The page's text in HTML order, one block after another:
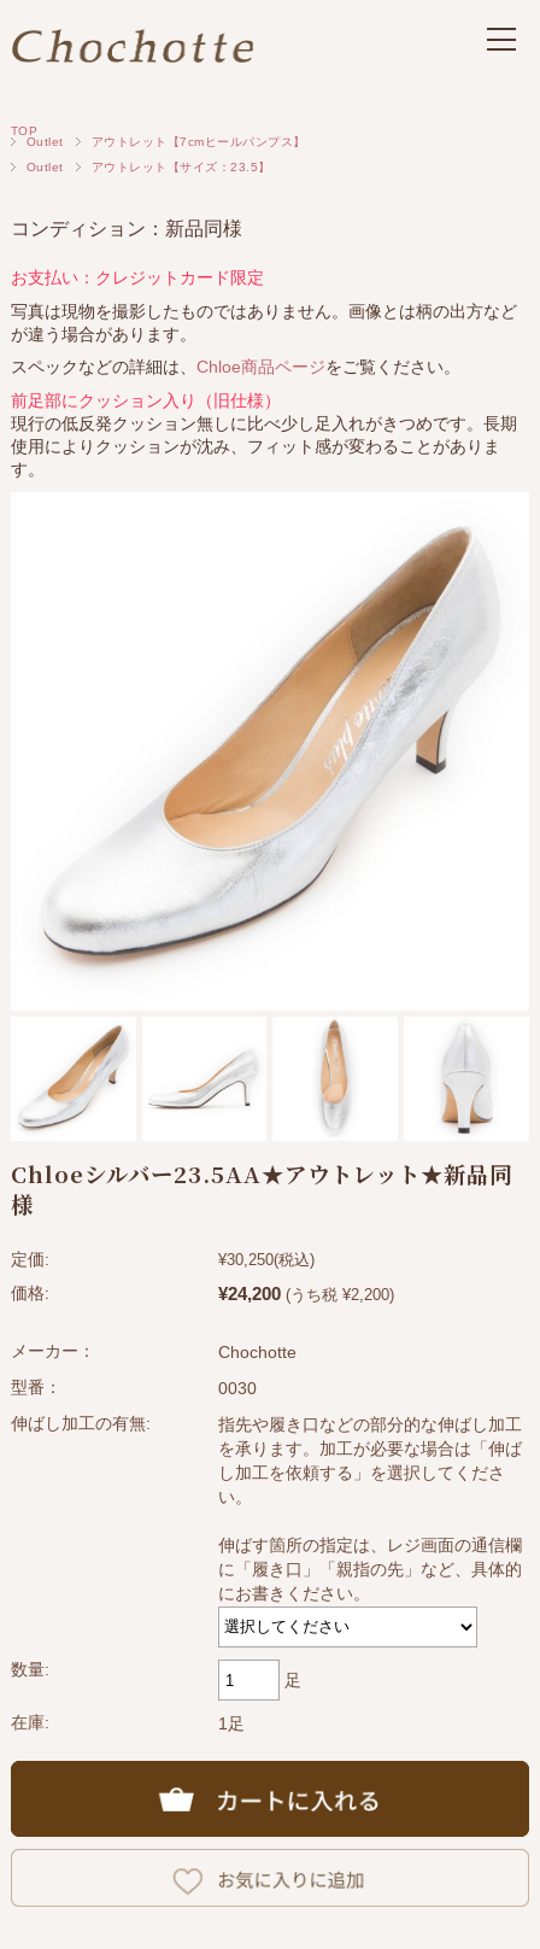
TOP
Outlet
アウトレット【7cmヒールパンプス】
Outlet
アウトレット【サイズ：23.5】
コンディション：新品同様
お支払い：クレジットカード限定
写真は現物を撮影したものではありません。画像とは柄の出方など
が違う場合があります。
スペックなどの詳細は、 Chloe商品ページをご覧ください。
前足部にクッション入り（旧仕様）
現行の低反発クッション無しに比べ少し足入れがきつめです。長期
使用によりクッションが沈み、フィット感が変わることがありま
す。
Chloeシルバー23.5AA★アウトレット★新品同
様
定価: ¥30,250(税込)
価格:
¥24,200 (うち税 ¥2,200)
メーカー：
Chochotte
型番：
0030
伸ばし加工の有無:
指先や履き口などの部分的な伸ばし加工
を承ります。加工が必要な場合は「伸ば
し加工を依頼する」を選択してくださ
い。
伸ばす箇所の指定は、レジ画面の通信欄
に「履き口」「親指の先」など、具体的
にお書きください。
数量:
足
在庫: 1足